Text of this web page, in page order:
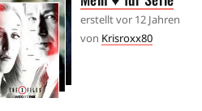
erstelltvor 12 Jahren
von Krisroxx80